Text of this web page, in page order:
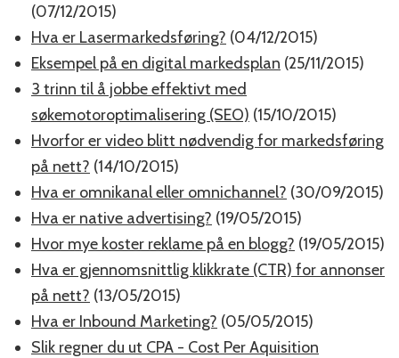
(07/12/2015)
Hva er Lasermarkedsføring? (04/12/2015)
Eksempel på en digital markedsplan (25/11/2015)
3 trinn til å jobbe effektivt med
søkemotoroptimalisering (SEO) (15/10/2015)
Hvorfor er video blitt nødvendig for markedsføring
på nett? (14/10/2015)
Hva er omnikanal eller omnichannel? (30/09/2015)
Hva er native advertising? (19/05/2015)
Hvor mye koster reklame på en blogg? (19/05/2015)
Hva er gjennomsnittlig klikkrate (CTR) for annonser
på nett? (13/05/2015)
Hva er Inbound Marketing? (05/05/2015)
Slik regner du ut CPA - Cost Per Aquisition